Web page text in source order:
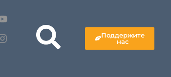
Поддержите
нас